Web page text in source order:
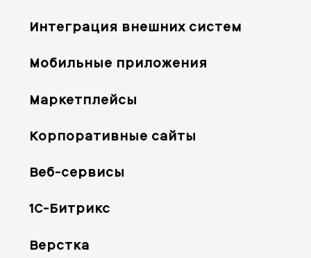
Интеграция внешних систем
Мобильные приложения
Маркетплейсы
Корпоративные сайты
Веб-сервисы
1С-Битрикс
Верстка